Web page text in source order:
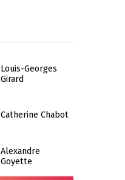
Louis-Georges
Girard
Catherine Chabot
Alexandre
Goyette